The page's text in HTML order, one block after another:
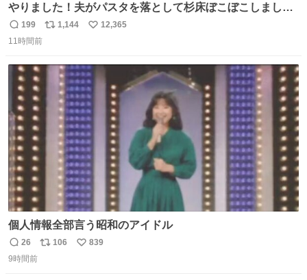
やりました！夫がパスタを落として杉床ぼこぼこしまし
た！よかったーーー！ファーストぼこぼこ自分じゃなく
て！これで第二波いつでもいけます！！！✌️いやーほっと
は乾燥パスタに負けます。豆腐くらいやわやわです。
返
信
199
リ
1,144
い
数
12,365
11時間前
個人情報全部言う昭和のアイドル
返
信
26
リ
106
い
839
9時間前